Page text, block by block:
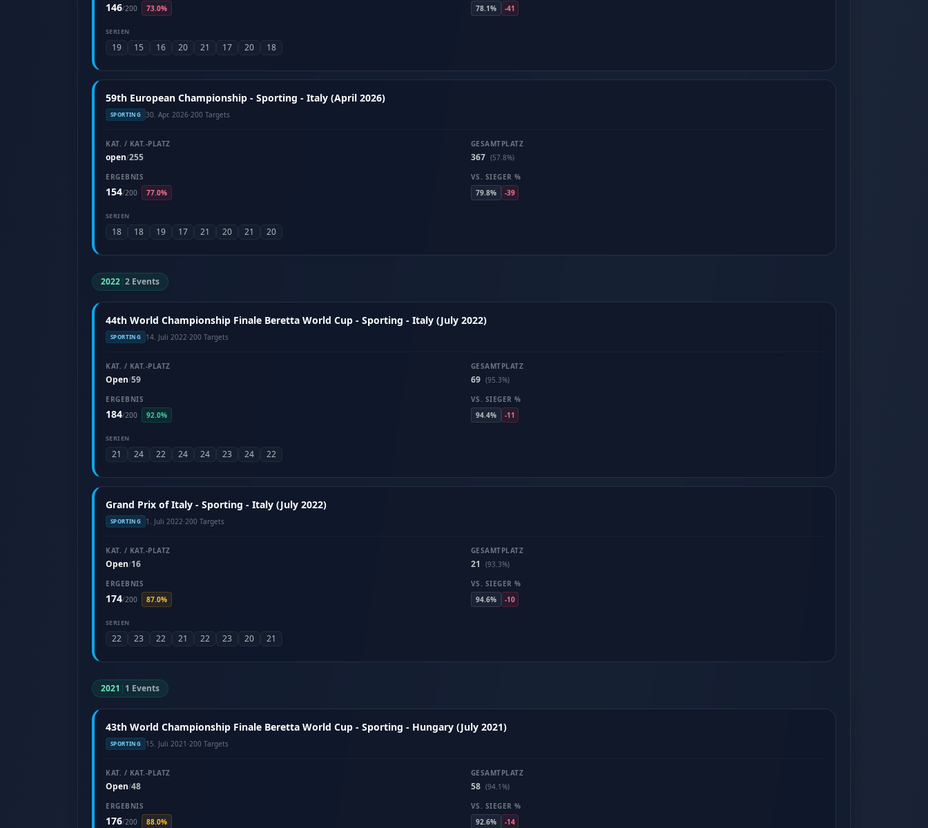
146/200 73.0%
78.1%
-41
SERIEN
19 15 16 20 21 17 20 18
59th European Championship - Sporting - Italy (April 2026)
SPORTING 30. Apr. 2026·200 Targets
KAT. / KAT.-PLATZ
open/255
GESAMTPLATZ
367 (57.8%)
ERGEBNIS
154/200 77.0%
VS. SIEGER %
79.8%
-39
SERIEN
18 18 19 17 21 20 21 20
2022|2 Events
44th World Championship Finale Beretta World Cup - Sporting - Italy (July 2022)
SPORTING 14. Juli 2022·200 Targets
KAT. / KAT.-PLATZ
Open/59
GESAMTPLATZ
69 (95.3%)
ERGEBNIS
184/200 92.0%
VS. SIEGER %
94.4%
-11
SERIEN
21 24 22 24 24 23 24 22
Grand Prix of Italy - Sporting - Italy (July 2022)
SPORTING 1. Juli 2022·200 Targets
KAT. / KAT.-PLATZ
Open/16
GESAMTPLATZ
21
(93.3%)
ERGEBNIS
174/200 87.0%
VS. SIEGER %
94.6%
-10
SERIEN
22 23 22 21 22 23 20 21
2021 | 1 Events
43th World Championship Finale Beretta World Cup - Sporting - Hungary (July 2021)
SPORTING 15. Juli 2021 ·200 Targets
KAT. / KAT.-PLATZ
Open/48
GESAMTPLATZ
58 (94.1%)
ERGEBNIS
176/200 88.0%
VS. SIEGER %
92.6%
-14